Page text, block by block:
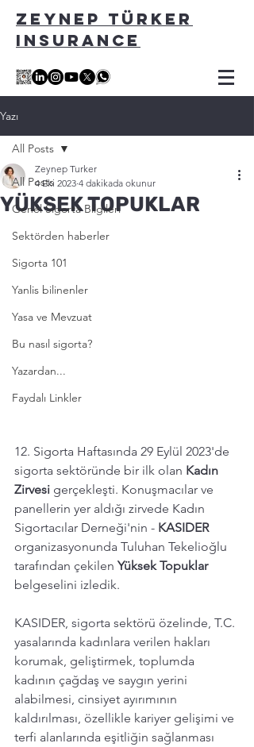
ZEYNEP TÜRKER
INSURANCE
Yazı
All Posts
Genel Sigorta Bilgileri
Sektörden haberler
Sigorta 101
Yanlis bilinenler
Yasa ve Mevzuat
Bu nasıl sigorta?
Yazardan...
Faydalı Linkler
All Posts
YÜKSEK TOPUKLAR
Zeynep Turker
4 Eki 2023 4 dakikada okunur
12. Sigorta Haftasında 29 Eylül 2023'de
sigorta sektöründe bir ilk olan Kadın
Zirvesi gerçekleşti. Konuşmacılar ve
panellerin yer aldığı zirvede Kadın
Sigortacılar Derneği'nin - KASIDER
organizasyonunda Tuluhan Tekelioğlu
tarafından çekilen Yüksek Topuklar
belgeselini izledik.
KASIDER, sigorta sektörü özelinde, T.C.
yasalarında kadınlara verilen hakları
korumak, geliştirmek, toplumda
kadının çağdaş ve saygın yerini
alabilmesi, cinsiyet ayırımının
kaldırılması, özellikle kariyer gelişimi ve
terfi alanlarında eşitliğin sağlanması